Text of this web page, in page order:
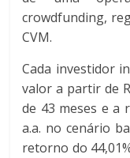
crowdfunding,
CVM.
Cada investidor
valor a partir de
de 43 meses e a
a.a. no cenário
retorno do